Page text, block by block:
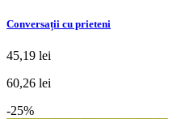
Conversații cu prieteni
45,19 lei
60,26 lei
-25%